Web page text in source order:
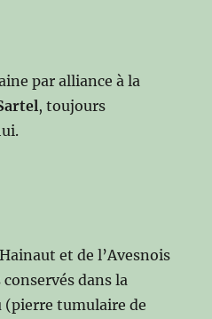
par alliance à la
, toujours
et de l’Avesnois
dans la
(pierre tumulaire de